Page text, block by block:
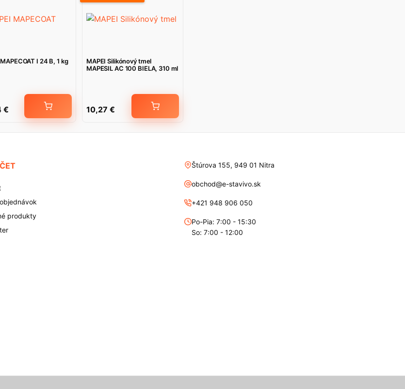
I 24 B, 1 kg
€
MAPEI Silikónový tmel
MAPESIL AC 100 BIELA, 310 ml
10,27 €
produkty
Štúrova 155, 949 01 Nitra
obchod@e-stavivo.sk
+421 948 906 050
Po-Pia: 7:00 - 15:30
So: 7:00 - 12:00